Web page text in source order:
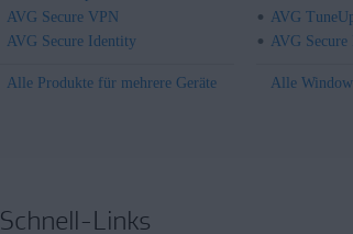
AVG Secure VPN
AVG Secure Identity
Alle Produkte für mehrere Geräte
AVG
AVG
Alle
Schnell-Links